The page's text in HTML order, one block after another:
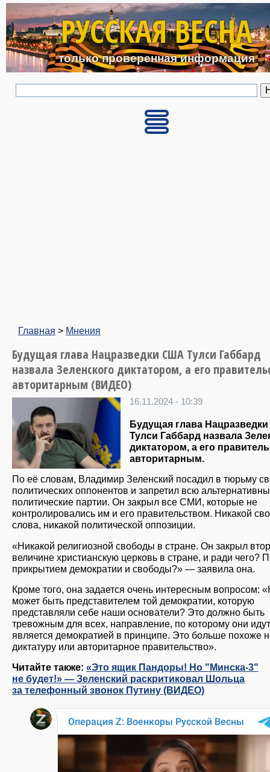
Перейти к основному
РУССКАЯ ВЕСНА
только проверенная информация
Главная > Мнения
Будущая глава Нацразведки США Тулси Габбард
назвала Зеленского диктатором, а его
авторитарным (ВИДЕО)
16.11.2024 - 10:39
Будущая глава
Тулси Габбард назвала
диктатором, а его
авторитарным.
По её словам, Владимир Зеленский посадил в тюрьму
политических оппонентов и запретил всю
политические партии. Он закрыл все СМИ, которые не
контролировались им и его правительством. Никакой
слова, никакой политической оппозиции.
«Никакой религиозной свободы в стране. Он закрыл
величине христианскую церковь в стране, и ради чего?
прикрытием демократии и свободы?» — заявила она.
Кроме того, она задается очень интересным вопросом:
может быть представителем той демократии, которую
представляли себе наши основатели? Это должно быть
тревожным для всех, направление, по которому они
является демократией в принципе. Это больше похоже
диктатуру или авторитарное правительство».
Читайте также: «Это ящик Пандоры! Но "Минска-3"
не будет!» — Зеленский раскритиковал Шольца
за телефонный звонок Путину (ВИДЕО)